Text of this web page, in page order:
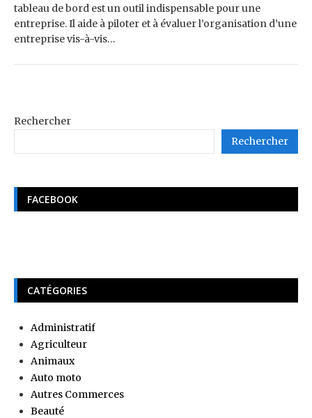
tableau de bord est un outil indispensable pour une
entreprise. Il aide à piloter et à évaluer l’organisation d’une
entreprise vis-à-vis…
Rechercher
Rechercher
FACEBOOK
CATÉGORIES
Administratif
Agriculteur
Animaux
Auto moto
Autres Commerces
Beauté